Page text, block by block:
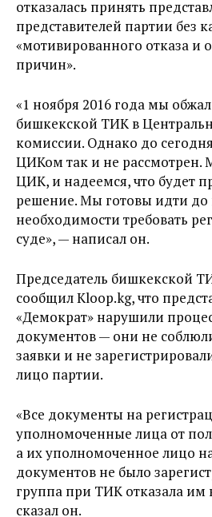
отказалась принять
представителей партии без
«мотивированного отказа и
причин».
«1 ноября 2016 года мы
бишкекской ТИК в
комиссии. Однако до
ЦИКом так и не
ЦИК, и надеемся, что будет
решение. Мы готовы идти до
необходимости требовать
суде», — написал он.
Председатель бишкекской
сообщил Kloop.kg, что
«Демократ» нарушили
документов — они не
заявки и не
лицо партии.
«Все документы на
уполномоченные лица от
а их уполномоченное лицо
документов не было
группа при ТИК отказала им
сказал он.